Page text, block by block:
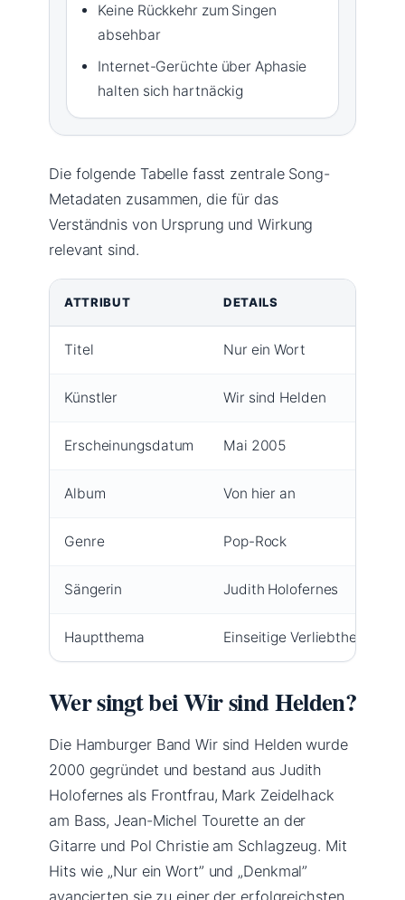
Keine Rückkehr zum Singen
absehbar
Internet-Gerüchte über Aphasie
halten sich hartnäckig
Die folgende Tabelle fasst zentrale Song-
Metadaten zusammen, die für das
Verständnis von Ursprung und Wirkung
relevant sind.
ATTRIBUT DETAILS
Titel Nur ein Wort
Künstler Wir sind Helden
Erscheinungsdatum Mai 2005
Album Von hier an
Genre Pop-Rock
Sängerin Judith Holofernes
Hauptthema Einseitige Verliebtheit und
Wer singt bei Wir sind Helden?
Die Hamburger Band Wir sind Helden wurde
2000 gegründet und bestand aus Judith
Holofernes als Frontfrau, Mark Zeidelhack
am Bass, Jean-Michel Tourette an der
Gitarre und Pol Christie am Schlagzeug. Mit
Hits wie „Nur ein Wort” und „Denkmal”
avancierten sie zu einer der erfolgreichsten